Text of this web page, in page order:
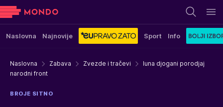
Naslovna Najnovije Sport Info
Naslovna Zabava Zvezde i tračevi
luna djogani porodjaj
narodni front
BROJE SITNO